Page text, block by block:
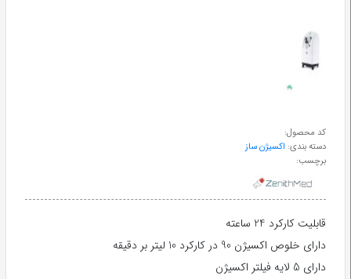
و
درمانی
ابزار
جراحی
کد محصول:
دسته بندی: اکسیژن ساز
برچسب:
قابلیت کارکرد 24 ساعته
دارای خلوص اکسیژن 90 در کارکرد 10 لیتر بر دقیقه
دارای 5 لایه فیلتر اکسیژن